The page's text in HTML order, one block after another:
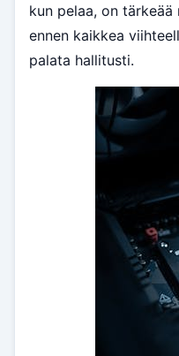
kun pelaa, on
ennen kaikkea
palata hallitusti.